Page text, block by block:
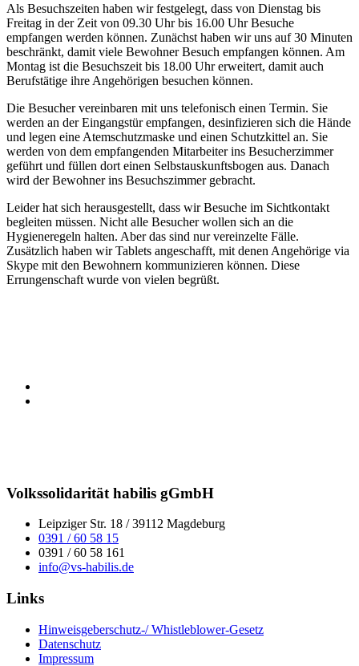
Als Besuchszeiten haben wir festgelegt, dass von Dienstag bis
Freitag in der Zeit von 09.30 Uhr bis 16.00 Uhr Besuche
empfangen werden können. Zunächst haben wir uns auf 30 Minuten
beschränkt, damit viele Bewohner Besuch empfangen können. Am
Montag ist die Besuchszeit bis 18.00 Uhr erweitert, damit auch
Berufstätige ihre Angehörigen besuchen können.
Die Besucher vereinbaren mit uns telefonisch einen Termin. Sie
werden an der Eingangstür empfangen, desinfizieren sich die Hände
und legen eine Atemschutzmaske und einen Schutzkittel an. Sie
werden von dem empfangenden Mitarbeiter ins Besucherzimmer
geführt und füllen dort einen Selbstauskunftsbogen aus. Danach
wird der Bewohner ins Besuchszimmer gebracht.
Leider hat sich herausgestellt, dass wir Besuche im Sichtkontakt
begleiten müssen. Nicht alle Besucher wollen sich an die
Hygieneregeln halten. Aber das sind nur vereinzelte Fälle.
Zusätzlich haben wir Tablets angeschafft, mit denen Angehörige via
Skype mit den Bewohnern kommunizieren können. Diese
Errungenschaft wurde von vielen begrüßt.
Volkssolidarität habilis gGmbH
Leipziger Str. 18 / 39112 Magdeburg
0391 / 60 58 15
0391 / 60 58 161
info@vs-habilis.de
Links
Hinweisgeberschutz-/ Whistleblower-Gesetz
Datenschutz
Impressum